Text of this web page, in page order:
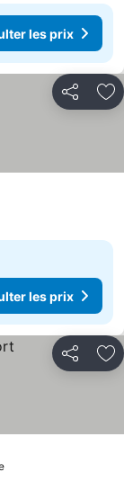
les prix
Partager
les prix
Partager